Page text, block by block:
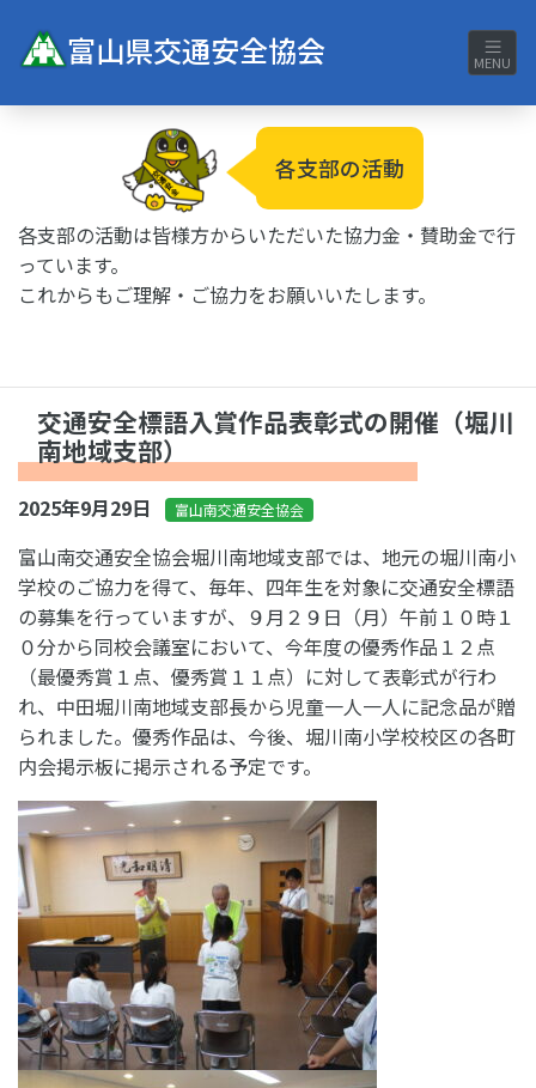
富山県交通安全協会 MENU
各支部の活動
各支部の活動は皆様方からいただいた協力金・賛助金で行
っています。
これからもご理解・ご協力をお願いいたします。
交通安全標語入賞作品表彰式の開催（堀川
南地域支部）
2025年9月29日 富山南交通安全協会
富山南交通安全協会堀川南地域支部では、地元の堀川南小
学校のご協力を得て、毎年、四年生を対象に交通安全標語
の募集を行っていますが、９月２９日（月）午前１０時１
０分から同校会議室において、今年度の優秀作品１２点
（最優秀賞１点、優秀賞１１点）に対して表彰式が行わ
れ、中田堀川南地域支部長から児童一人一人に記念品が贈
られました。優秀作品は、今後、堀川南小学校校区の各町
内会掲示板に掲示される予定です。